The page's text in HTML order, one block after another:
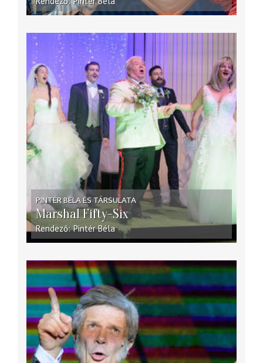
PINTÉR BÉLA ÉS TÁRSULATA
Marshal Fifty-Six
Rendező Pintér Béla